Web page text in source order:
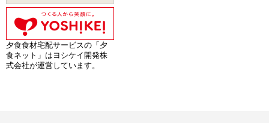
夕食食材宅配サービスの「夕
食ネット」はヨシケイ開発株
式会社が運営しています。